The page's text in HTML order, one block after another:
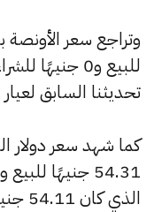
تحديثنا السابق لعيار
الذي كان 54.11 جنيهًا للبيع و0 جنيهًا للشراء.